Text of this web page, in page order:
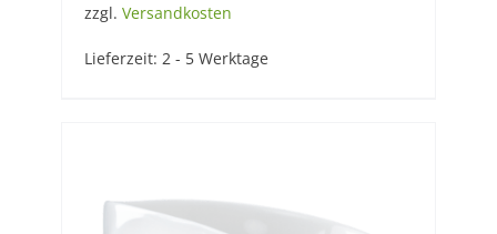
zzgl. Versandkosten
Lieferzeit: 2 - 5 Werktage